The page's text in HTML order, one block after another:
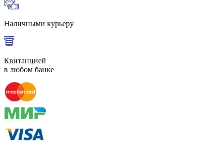
Наличными курьеру
Квитанцией
в любом банке